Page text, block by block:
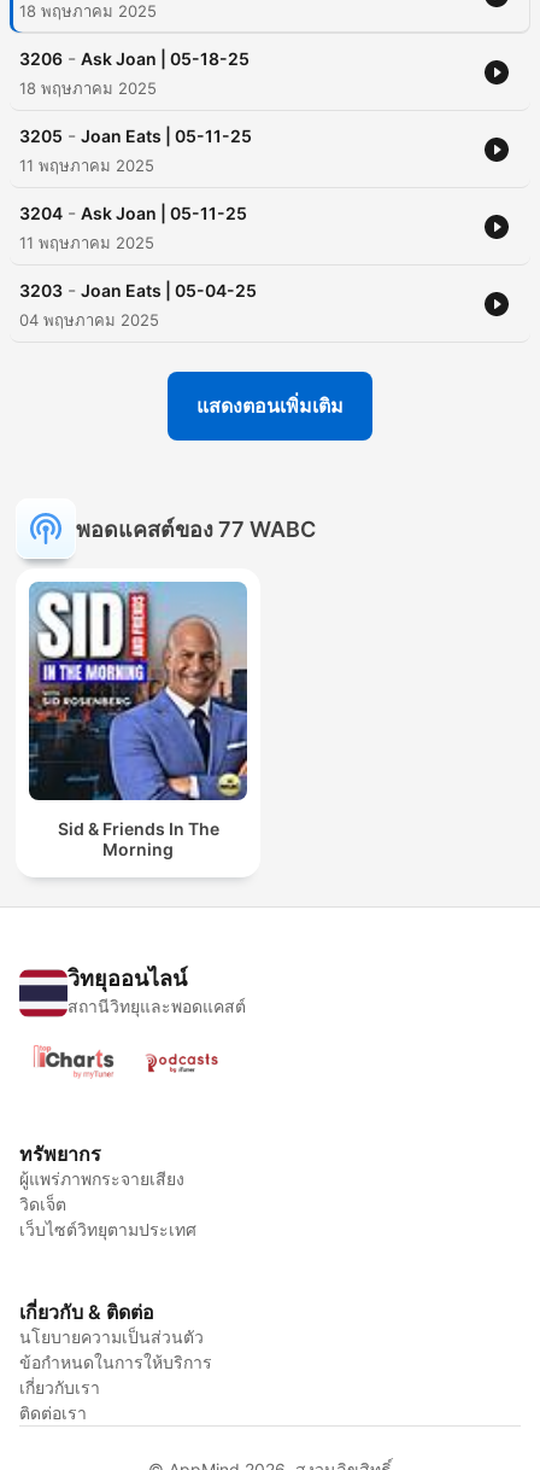
18 พฤษภาคม 2025
3206 - Ask Joan | 05-18-25
18 พฤษภาคม 2025
3205 - Joan Eats | 05-11-25
11 พฤษภาคม 2025
3204 - Ask Joan | 05-11-25
11 พฤษภาคม 2025
3203 - Joan Eats | 05-04-25
04 พฤษภาคม 2025
แสดงตอนเพิ่มเติม
พอดแคสต์ของ 77 WABC
Sid & Friends In The
Morning
วิทยุออนไลน์
สถานีวิทยุและพอดแคสต์
ทรัพยากร
ผู้แพร่ภาพกระจายเสียง
วิดเจ็ต
เว็บไซต์วิทยุตามประเทศ
เกี่ยวกับ & ติดต่อ
นโยบายความเป็นส่วนตัว
ข้อกำหนดในการให้บริการ
เกี่ยวกับเรา
ติดต่อเรา